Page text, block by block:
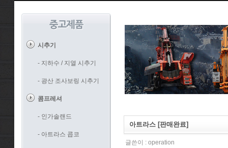
시추기
- 지하수 / 지열 시추기
- 광산 조사보링 시추기
콤프레셔
- 인가솔랜드
- 아트라스 콥코
아트라스 [판매완료]
글쓴이 : operation